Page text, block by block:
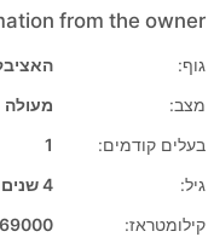
from the owner
גוף:
האציבק - 5
מצב:
מעולה
בעלים קודמים:
1
גיל:
4 שנים
קילומטראז:
69000 ק"מ